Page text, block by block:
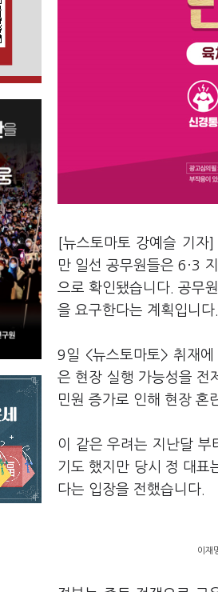
[뉴스토마토 강예슬 기자
만 일선 공무원들은 6·3
으로 확인됐습니다. 공무
을 요구한다는 계획입니다.
9일 <뉴스토마토> 취재
은 현장 실행 가능성을 전
민원 증가로 인해 현장 혼
이 같은 우려는 지난달
기도 했지만 당시 정 대표
다는 입장을 전했습니다.
이재